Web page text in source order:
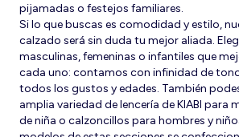
pijamadas o festejos familiares.
Si lo que buscas es comodidad y estilo,
calzado será sin duda tu mejor aliada.
masculinas, femeninas o infantiles que
cada uno: contamos con infinidad de
todos los gustos y edades. También
amplia variedad de lencería de KIABI para
de niña o calzoncillos para hombres y